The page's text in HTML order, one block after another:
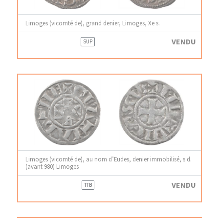
Limoges (vicomté de), grand denier, Limoges, Xe s.
SUP VENDU
Limoges (vicomté de), au nom d’Eudes, denier immobilisé, s.d.
(avant 980) Limoges
TTB VENDU